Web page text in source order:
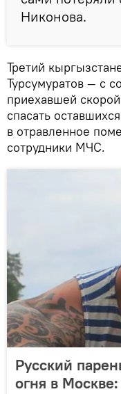
Никонова.
Третий
Турсумуратов — с
приехавшей
спасать
в отравленное
сотрудники МЧС.
Русский
огня в